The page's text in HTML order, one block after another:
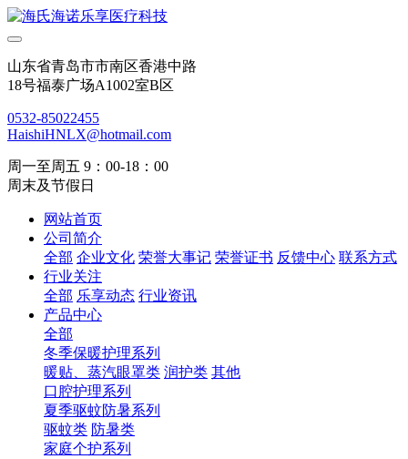
山东省青岛市市南区香港中路
18号福泰广场A1002室B区
0532-85022455
HaishiHNLX@hotmail.com
周一至周五 9：00-18：00
周末及节假日
网站首页
公司简介
全部 企业文化 荣誉大事记 荣誉证书 反馈中心 联系方式
行业关注
全部 乐享动态 行业资讯
产品中心
全部
冬季保暖护理系列
暖贴、蒸汽眼罩类 润护类 其他
口腔护理系列
夏季驱蚊防暑系列
驱蚊类 防暑类
家庭个护系列